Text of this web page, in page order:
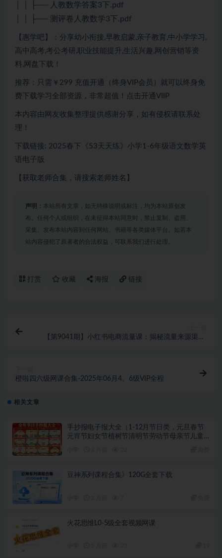
│ │ ├── 人教数学答案3下.pdf
│ │ ├── 测评卷人教数学3下.pdf
【惠学吧】：分享幼小衔接,早教启蒙,亲子教育,中小学学习,
高中高考,考公考研,职业技能提升,生活兴趣,网创营销等资
料,网盘下载！
推荐：只需￥299 充值开通（终身VIP会员）就可以终身免
费下载学习全部资源，非常超值！点击开通VIIP
本内容由网友收集整理提供感谢分享，如有侵权请联系处
理！
下载链接: 2025春下《53天天练》小学1-6年级语文数学英
语电子版
【获取老师合集，请搜索老师姓名】
声明： 本站所有文章，如无特殊说明或标注，均为本站原创发
布。任何个人或组织，在未征得本站同意时，禁止复制、盗用、
采集、发布本站内容到任何网站、书籍等各类媒体平台。如若本
站内容侵犯了原著者的合法权益，可联系我们进行处理。
打赏 收藏 海报 链接
【第9041期】小红书电商流量课：揭秘流量来源渠道,
橙啦四六级网课合集-2025年06月4、6级VIP全程
相关文章
手抄报电子报大全（1-12月节日类，元旦春节
元宵节妇女节植树节清明节劳动节母亲节儿童
豆神系列课程合集》120G全套下载
火花思维L0-5级全套视频网课